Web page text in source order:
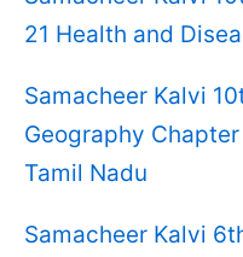
21 Health and
Samacheer Kalvi
Geography
Tamil Nadu
Samacheer Kalvi